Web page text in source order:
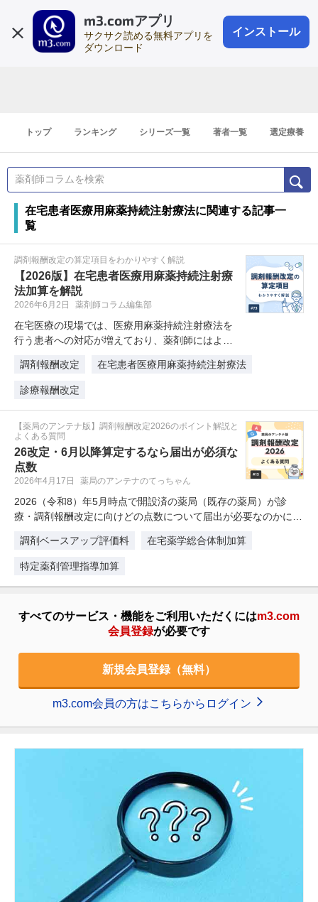
m3.comアプリ
サクサク読める無料アプリを
ダウンロード
インストール
会員登録
登録1分
トップ ランキング シリーズ一覧 著者一覧 選定療養
在宅患者医療用麻薬持続注射療法に関連する記事一
覧
調剤報酬改定の算定項目をわかりやすく解説
【2026版】在宅患者医療用麻薬持続注射療
法加算を解説
2026年6月2日 薬剤師コラム編集部
在宅医療の現場では、医療用麻薬持続注射療法を
行う患者への対応が増えており、薬剤師にはより
調剤報酬改定
在宅患者医療用麻薬持続注射療法
診療報酬改定
【薬局のアンテナ版】調剤報酬改定2026のポイント解説と
よくある質問
26改定・6月以降算定するなら届出が必須な
点数
2026年4月17日 薬局のアンテナのてっちゃん
2026（令和8）年5月時点で開設済の薬局（既存の薬局）が診
療・調剤報酬改定に向けどの点数について届出が必要なのかにつ
調剤ベースアップ評価料
在宅薬学総合体制加算
特定薬剤管理指導加算
すべてのサービス・機能をご利用いただくにはm3.com
会員登録が必要です
新規会員登録（無料）
m3.com会員の方はこちらからログイン